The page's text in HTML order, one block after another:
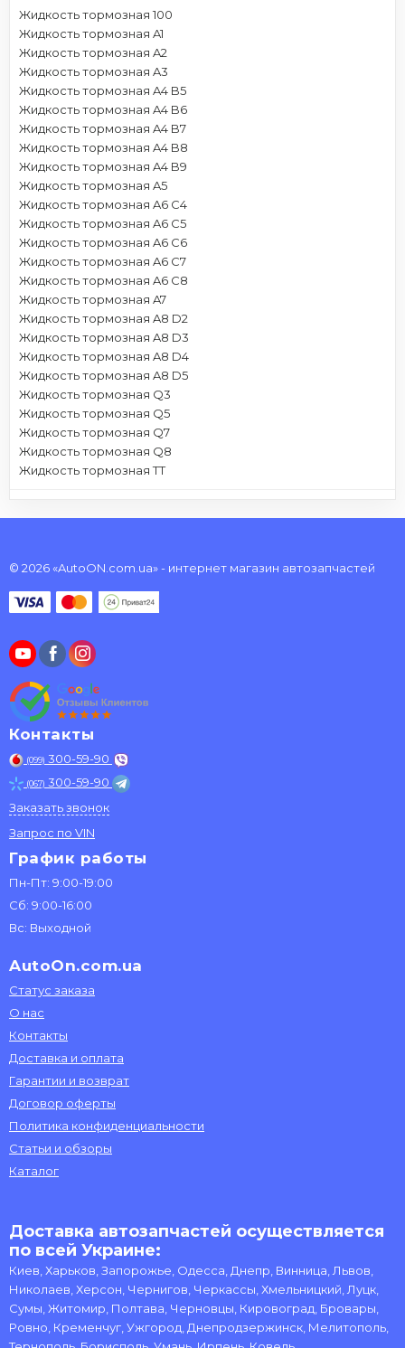
Жидкость тормозная 100
Жидкость тормозная A1
Жидкость тормозная A2
Жидкость тормозная A3
Жидкость тормозная A4 B5
Жидкость тормозная A4 B6
Жидкость тормозная A4 B7
Жидкость тормозная A4 B8
Жидкость тормозная A4 B9
Жидкость тормозная A5
Жидкость тормозная A6 C4
Жидкость тормозная A6 C5
Жидкость тормозная A6 C6
Жидкость тормозная A6 C7
Жидкость тормозная A6 C8
Жидкость тормозная A7
Жидкость тормозная A8 D2
Жидкость тормозная A8 D3
Жидкость тормозная A8 D4
Жидкость тормозная A8 D5
Жидкость тормозная Q3
Жидкость тормозная Q5
Жидкость тормозная Q7
Жидкость тормозная Q8
Жидкость тормозная TT
© 2026 «AutoON.com.ua» - интернет магазин автозапчастей
Контакты
(099) 300-59-90
(067) 300-59-90
Заказать звонок
Запрос по VIN
График работы
Пн-Пт: 9:00-19:00
Сб: 9:00-16:00
Вс: Выходной
AutoOn.com.ua
Статус заказа
О нас
Контакты
Доставка и оплата
Гарантии и возврат
Договор оферты
Политика конфиденциальности
Статьи и обзоры
Каталог
Доставка автозапчастей осуществляется
по всей Украине:
Киев, Харьков, Запорожье, Одесса, Днепр, Винница, Львов,
Николаев, Херсон, Чернигов, Черкассы, Хмельницкий, Луцк,
Сумы, Житомир, Полтава, Черновцы, Кировоград, Бровары,
Ровно, Кременчуг, Ужгород, Днепродзержинск, Мелитополь,